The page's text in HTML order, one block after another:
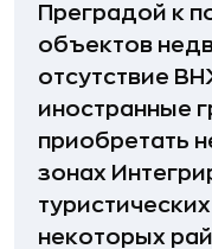
Преградой к
объектов
отсутствие
иностранные
приобретать
зонах
некоторых